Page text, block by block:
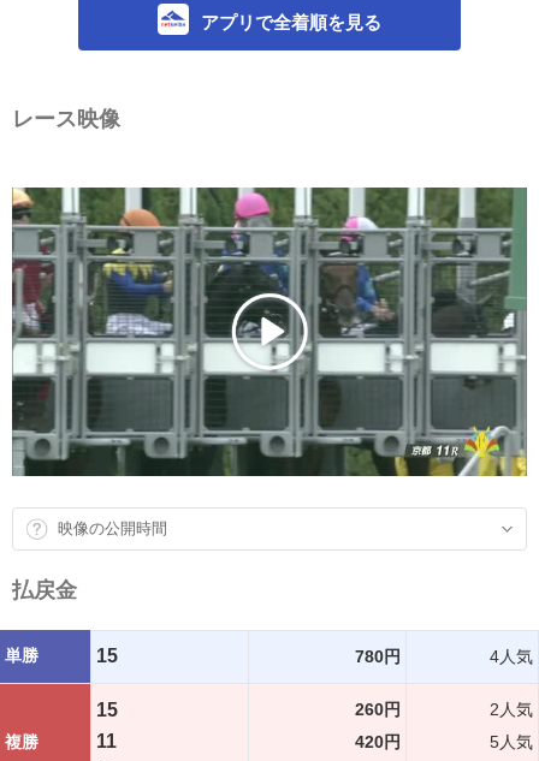
アプリで全着順を見る
レース映像
映像の公開時間
払戻金
単勝 15 780円 4人気
複勝
15
11
260円
420円
2人気
5人気